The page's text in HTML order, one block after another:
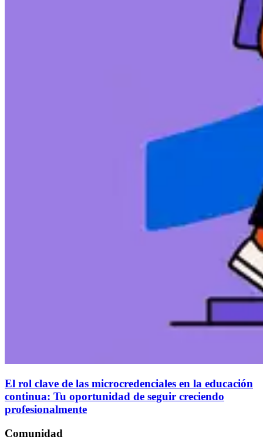
El rol clave de las microcredenciales en la educación
continua: Tu oportunidad de seguir creciendo
profesionalmente
Comunidad